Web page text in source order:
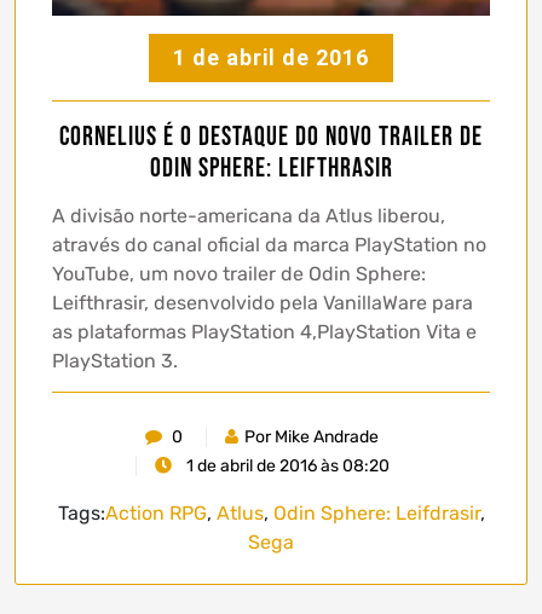
1 de abril de 2016
Cornelius é o destaque do novo trailer de
Odin Sphere: Leifthrasir
A divisão norte-americana da Atlus liberou,
através do canal oficial da marca PlayStation no
YouTube, um novo trailer de Odin Sphere:
Leifthrasir, desenvolvido pela VanillaWare para
as plataformas PlayStation 4,PlayStation Vita e
PlayStation 3.
0
Por Mike Andrade
1 de abril de 2016 às 08:20
Tags:Action RPG, Atlus, Odin Sphere: Leifdrasir,
Sega